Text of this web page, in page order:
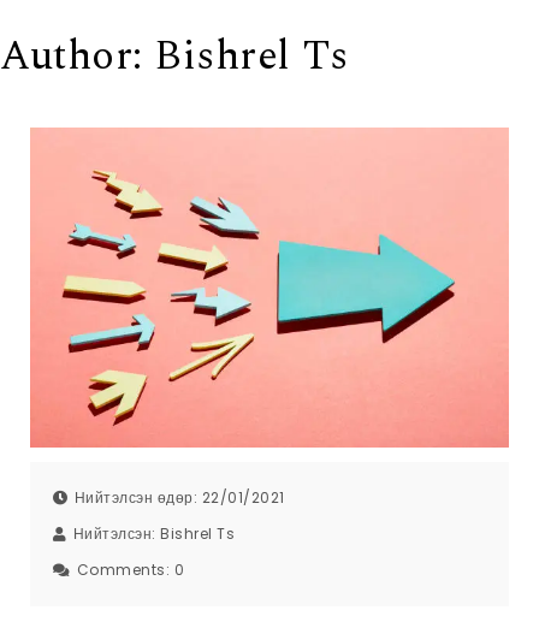
Author: Bishrel Ts
Нийтэлсэн өдөр: 22/01/2021
Нийтэлсэн: Bishrel Ts
Comments: 0